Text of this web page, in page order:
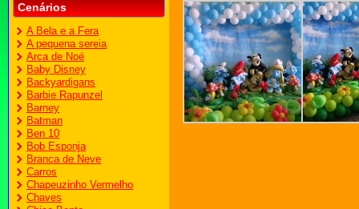
Cenários
A Bela e a Fera
A pequena sereia
Arca de Noé
Baby Disney
Backyardigans
Barbie Rapunzel
Barney
Batman
Ben 10
Bob Esponja
Branca de Neve
Carros
Chapeuzinho Vermelho
Chaves